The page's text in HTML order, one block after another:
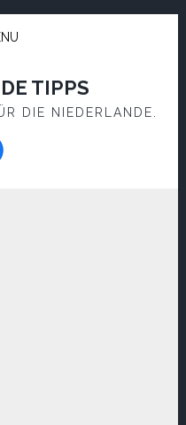
TIPPS
DIE NIEDERLANDE.